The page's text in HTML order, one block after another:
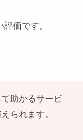
価です。
助かるサービ
られます。